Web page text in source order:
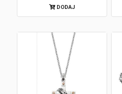
DODAJ